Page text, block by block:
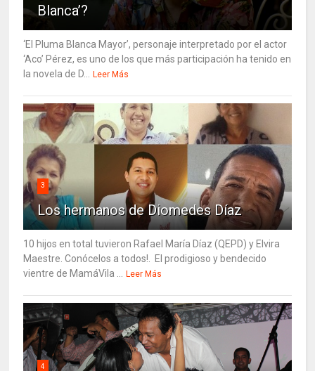
Blanca’?
‘El Pluma Blanca Mayor’, personaje interpretado por el actor
‘Aco’ Pérez, es uno de los que más participación ha tenido en
la novela de D...
Leer Más
3
Los hermanos de Diomedes Díaz
10 hijos en total tuvieron Rafael María Díaz (QEPD) y Elvira
Maestre. Conócelos a todos!. El prodigioso y bendecido
vientre de MamáVila ...
Leer Más
4